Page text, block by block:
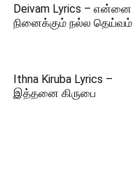
Deivam Lyrics – என்னை
நினைக்கும் நல்ல தெய்வம்
Ithna Kiruba Lyrics –
இத்தனை கிருபை